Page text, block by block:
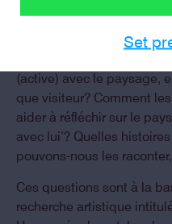
Set
Ce qui ne manquera pas
(active) avec le paysage,
que visiteur? Comment
aider à réfléchir sur le
avec lui’? Quelles
pouvons-nous les
Ces questions sont à la
recherche artistique